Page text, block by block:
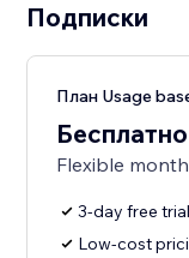
Подписки
План Usage
Бесплатно
Flexible
3-day free trial
Low-cost